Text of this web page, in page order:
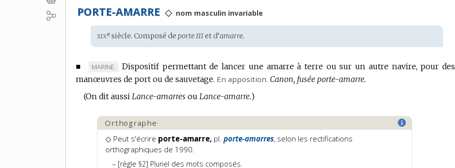
PORTE-AMARRE ◇ nom masculin invariable
Étymologie
:
xixe siècle. Composé deporte IIIet d’amarre.
■
MARQUE
DE
MARINE.
Dispositif permettant de lancer une amarre à terre ou sur un autre navire, pour des
manœuvres de port ou de sauvetage. En apposition. Canon, fusée porte-amarre.
(On dit aussi Lance-amarres ou Lance-amarre.)
Orthographe
◇ Peut s'écrire porte-amarre, pl. porte-amarres, selon les rectifications
orthographiques de 1990.
[règle §2] Pluriel des mots composés.